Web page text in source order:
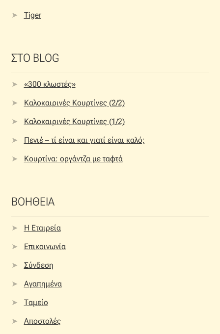
Tiger
ΣΤΟ BLOG
«300 κλωστές»
Καλοκαιρινές Κουρτίνες (2/2)
Καλοκαιρινές Κουρτίνες (1/2)
Πενιέ – τί είναι και γιατί είναι καλό;
Κουρτίνα: οργάντζα με ταφτά
ΒΟΗΘΕΙΑ
Η Εταιρεία
Επικοινωνία
Σύνδεση
Αγαπημένα
Ταμείο
Αποστολές